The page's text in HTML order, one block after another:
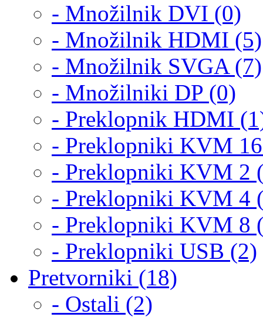
- Množilnik DVI (0)
- Množilnik HDMI (5)
- Množilnik SVGA (7)
- Množilniki DP (0)
- Preklopnik HDMI
- Preklopniki KVM
- Preklopniki KVM 2
- Preklopniki KVM 4
- Preklopniki KVM 8
- Preklopniki USB (2)
Pretvorniki (18)
- Ostali (2)